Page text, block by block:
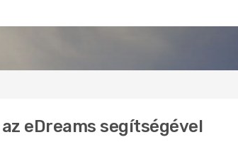
eDreams segítségével